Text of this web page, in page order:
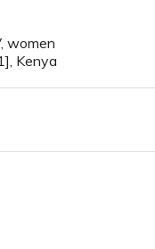
women
Kenya